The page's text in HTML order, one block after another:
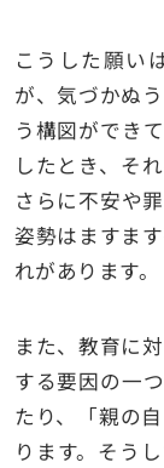
こうした願い
が、気づかぬ
う構図ができ
したとき、そ
さらに不安や
姿勢はますま
れがあります。
また、教育に
する要因の一
たり、「親の
ります。そう